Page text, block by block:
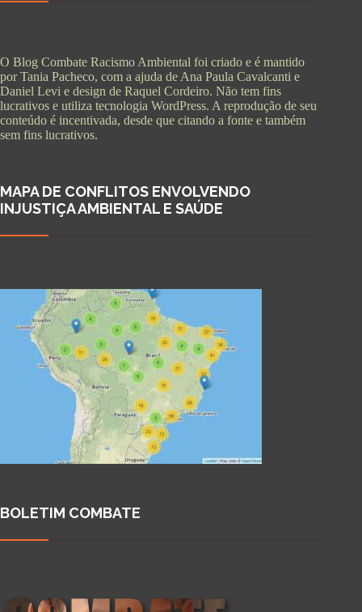
O Blog Combate Racismo Ambiental foi criado e é mantido
por Tania Pacheco, com a ajuda de Ana Paula Cavalcanti e
Daniel Levi e design de Raquel Cordeiro. Não tem fins
lucrativos e utiliza tecnologia WordPress. A reprodução de seu
conteúdo é incentivada, desde que citando a fonte e também
sem fins lucrativos.
MAPA DE CONFLITOS ENVOLVENDO
INJUSTIÇA AMBIENTAL E SAÚDE
BOLETIM COMBATE